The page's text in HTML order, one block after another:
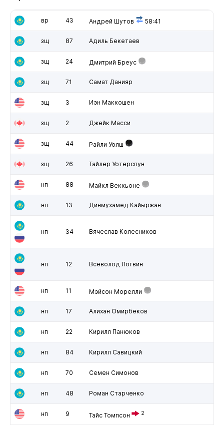
вр 43 Андрей Шутов 58:41
зщ 87 Адиль Бекетаев
зщ 24 Дмитрий Бреус
зщ 71 Самат Данияр
зщ 3 Иэн Маккошен
зщ 2 Джейк Масси
зщ 44 Райли Уолш
зщ 26 Тайлер Уотерспун
нп 88 Майкл Веккьоне
нп 13 Динмухамед Кайыржан
нп 34 Вячеслав Колесников
нп 12 Всеволод Логвин
нп 11 Мэйсон Морелли
нп 17 Алихан Омирбеков
нп 22 Кирилл Панюков
нп 84 Кирилл Савицкий
нп 70 Семен Симонов
нп 48 Роман Старченко
нп 9 Тайс Томпсон 2